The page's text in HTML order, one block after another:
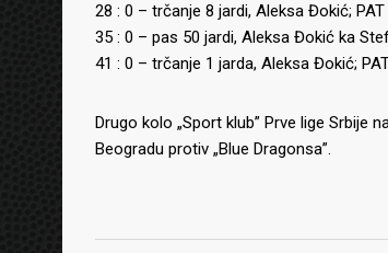
28 : 0 – trčanje 8 jardi, Aleksa Đokić;
35 : 0 – pas 50 jardi, Aleksa Đokić ka
41 : 0 – trčanje 1 jarda, Aleksa Đokić;
Drugo kolo „Sport klub” Prve lige Srbije
Beogradu protiv „Blue Dragonsa”.